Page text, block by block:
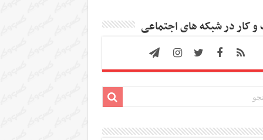
کار در شبکه های اجتماعی